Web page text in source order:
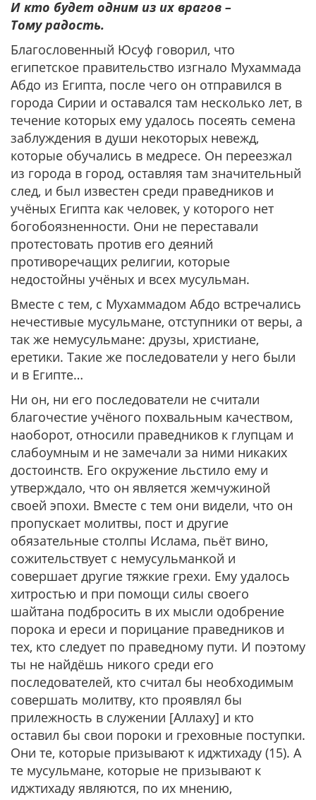
И кто будет одним из их врагов –
Тому радость.
Благословенный Юсуф говорил, что
египетское правительство изгнало Мухаммада
Абдо из Египта, после чего он отправился в
города Сирии и оставался там несколько лет, в
течение которых ему удалось посеять семена
заблуждения в души некоторых невежд,
которые обучались в медресе. Он переезжал
из города в город, оставляя там значительный
след, и был известен среди праведников и
учёных Египта как человек, у которого нет
богобоязненности. Они не переставали
протестовать против его деяний
противоречащих религии, которые
недостойны учёных и всех мусульман.
Вместе с тем, с Мухаммадом Абдо встречались
нечестивые мусульмане, отступники от веры, а
так же немусульмане: друзы, христиане,
еретики. Такие же последователи у него были
и в Египте…
Ни он, ни его последователи не считали
благочестие учёного похвальным качеством,
наоборот, относили праведников к глупцам и
слабоумным и не замечали за ними никаких
достоинств. Его окружение льстило ему и
утверждало, что он является жемчужиной
своей эпохи. Вместе с тем они видели, что он
пропускает молитвы, пост и другие
обязательные столпы Ислама, пьёт вино,
сожительствует с немусульманкой и
совершает другие тяжкие грехи. Ему удалось
хитростью и при помощи силы своего
шайтана подбросить в их мысли одобрение
порока и ереси и порицание праведников и
тех, кто следует по праведному пути. И поэтому
ты не найдёшь никого среди его
последователей, кто считал бы необходимым
совершать молитву, кто проявлял бы
прилежность в служении [Аллаху] и кто
оставил бы свои пороки и греховные поступки.
Они те, которые призывают к иджтихаду (15). А
те мусульмане, которые не призывают к
иджтихаду являются, по их мнению,